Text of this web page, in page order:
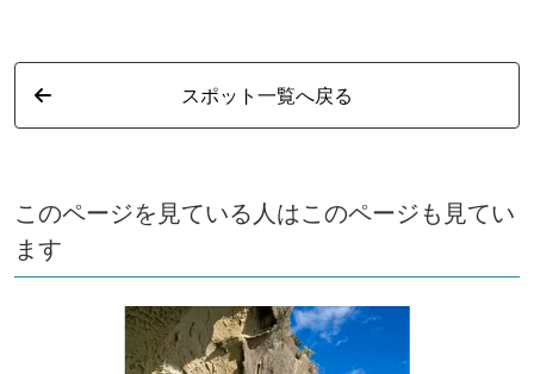
スポット一覧へ戻る
このページを見ている人はこのページも見てい
ます